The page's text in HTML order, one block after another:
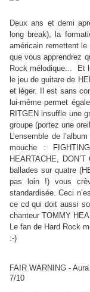
Deux ans et demi
long break), la
américain remettent
que vous apprendrez
Rock mélodique... Et
le jeu de guitare de
et léger. Il est sans
lui-même permet
RITGEN insuffle une
groupe (portez une
L’ensemble de
mouche :
HEARTACHE,
ballades sur quatre
pas loin !) vous
standardisée. Ceci
ce cd qui doit aussi
chanteur TOMMY
Le fan de Hard Rock
:-)
FAIR WARNING -
7/10